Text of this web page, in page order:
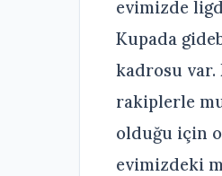
evimizde
Kupada
kadrosu var.
rakiplerle
olduğu için
evimizdeki